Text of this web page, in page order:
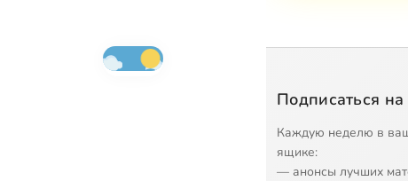
Подписаться
Каждую неделю в
ящике:
— анонсы лучших